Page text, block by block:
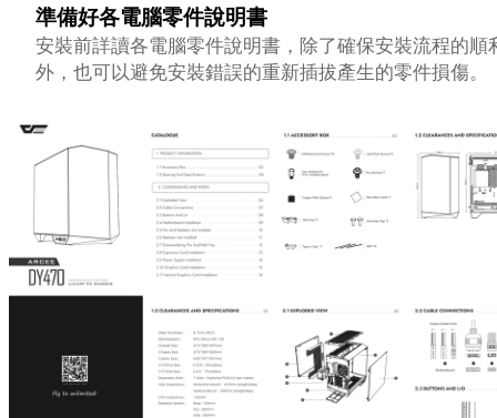
準備好各電腦零件說明書
安裝前詳讀各電腦零件說明書，除了確保安裝流程的順
外，也可以避免安裝錯誤的重新插拔產生的零件損傷。